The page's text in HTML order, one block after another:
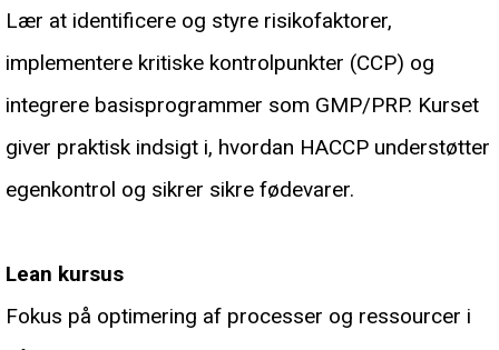
Lær at identificere og styre risikofaktorer,
implementere kritiske kontrolpunkter (CCP) og
integrere basisprogrammer som GMP/PRP. Kurset
giver praktisk indsigt i, hvordan HACCP understøtter
egenkontrol og sikrer sikre fødevarer.
Lean kursus
Fokus på optimering af processer og ressourcer i